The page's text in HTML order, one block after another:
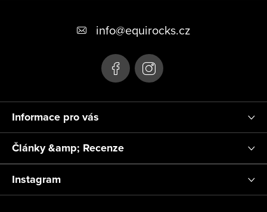
í
info@equirocks.cz
Informace pro vás
Články &amp; Recenze
Instagram